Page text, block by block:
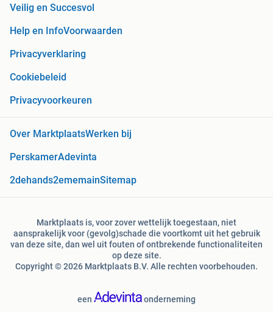
Veilig en Succesvol
Help en InfoVoorwaarden
Privacyverklaring
Cookiebeleid
Privacyvoorkeuren
Over MarktplaatsWerken bij
PerskamerAdevinta
2dehands2ememainSitemap
Marktplaats is, voor zover wettelijk toegestaan, niet
aansprakelijk voor (gevolg)schade die voortkomt uit het gebruik
van deze site, dan wel uit fouten of ontbrekende functionaliteiten
op deze site.
Copyright © 2026 Marktplaats B.V. Alle rechten voorbehouden.
een onderneming